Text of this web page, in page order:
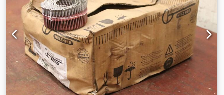
studzienna z korpusem spiralnym lub wirnikiem
kanałowym. Wnioski: Obsługa farb, cieczy agresywnych i
płynów technologicznych, również w obecności cząstek
stałych w zawiesinie, w przemyśle chemicznym i
petrochemicznym. Długość: 1700mm Szerokość: 700 mm
Waga: 450 kg